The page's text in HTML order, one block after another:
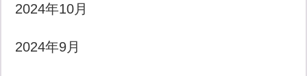
2024年10月
2024年9月